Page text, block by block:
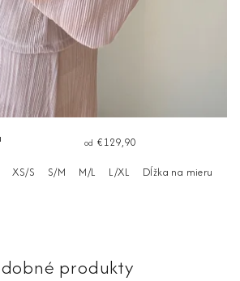
od €129,90
XS/S
S/M M/L L/XL Dĺžka na mieru
produkty